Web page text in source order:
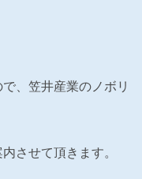
、笠井産業のノボリ
させて頂きます。